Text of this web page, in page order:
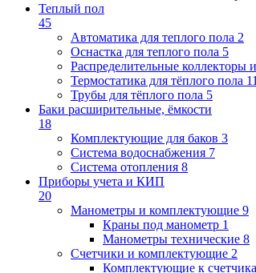
Теплый пол
45
Автоматика для теплого пола 2
Оснастка для теплого пола 5
Распределительные коллекторы
Термостатика для тёплого пола 11
Трубы для тёплого пола 5
Баки расширительные, ёмкости
18
Комплектующие для баков 3
Система водоснабжения 7
Система отопления 8
Приборы учета и КИП
20
Манометры и комплектующие 9
Краны под манометр 1
Манометры технические 8
Счетчики и комплектующие 2
Комплектующие к